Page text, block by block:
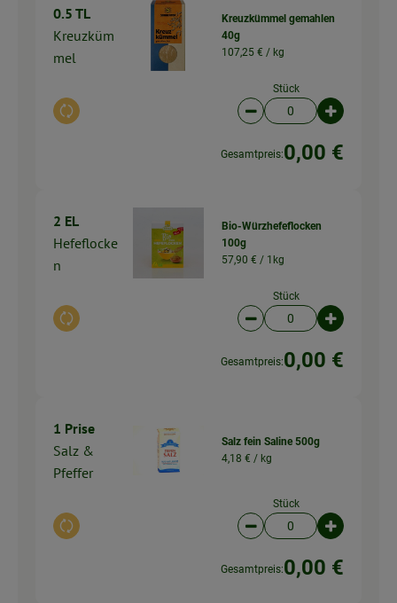
0.5 TL
Kreuzküm
mel
Auswahl ändern
Kreuzkümmel gemahlen
40g
107,25 € / kg
Stück
Artikelanzahl
Gesamtpreis:0,00 €
2 EL
Hefeflocke
n
Auswahl ändern
Bio-Würzhefeflocken
100g
57,90 € / 1kg
Stück
Artikelanzahl
Gesamtpreis:0,00 €
1 Prise
Salz &
Pfeffer
Auswahl ändern
Salz fein Saline 500g
4,18 € / kg
Stück
Artikelanzahl
Gesamtpreis:0,00 €